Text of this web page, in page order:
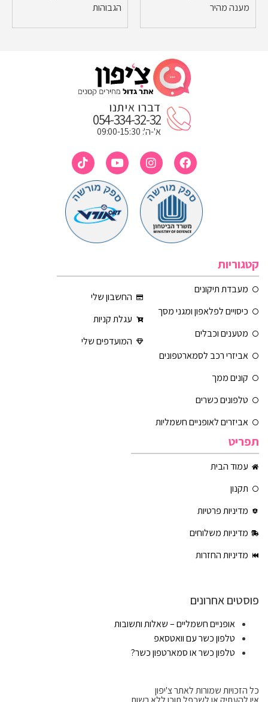
מענה מהיר
הגבוהות
דברו איתנו
054-334-32-32
א'-ה': 09:00-15:30
קטגוריות
מעבדת תיקונים
כיסויים לפלאפון ומגני מסך
מטענים וכבלים
אביזרי רכב לסמארטפונים
קונים ממך
טלפונים כשרים
אביזרים לאופניים חשמליות
החשבון שלי
עגלת קניות
המועדפים שלי
תפריט
עמוד הבית
תקנון
מדיניות פרטיות
מדיניות משלוחים
מדיניות החזרות
פוסטים אחרונים
אופניים חשמליים – שאלות ותשובות
טלפון כשר עם וואטסאפ
טלפון כשר או סמארטפון כשר?
כל הזכויות שמורות לאתר צ'יפון